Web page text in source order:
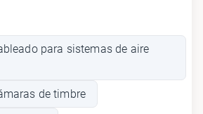
para sistemas de aire
de timbre